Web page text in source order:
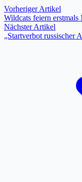
Vorheriger Artikel
Wildcats feiern erstmals
Nächster Artikel
„Startverbot russischer